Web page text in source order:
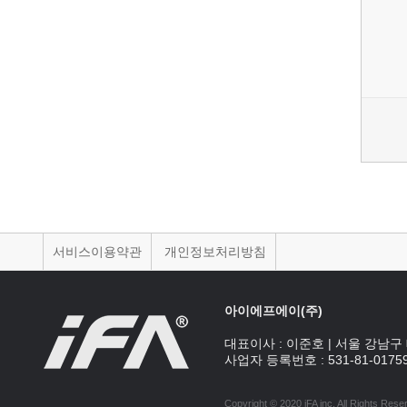
서비스이용약관 개인정보처리방침
아이에프에이(주)
대표이사 : 이준호 | 서울 강남구
사업자 등록번호 : 531-81-
Copyright © 2020 iFA inc . All Rights